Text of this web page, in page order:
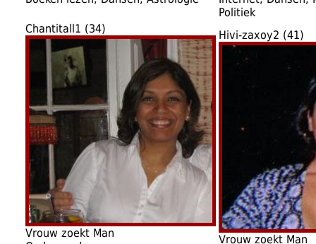
Politiek
Chantitall1 (34)
Vrouw zoekt Man
Hivi-zaxoy2 (41)
Vrouw zoekt Man